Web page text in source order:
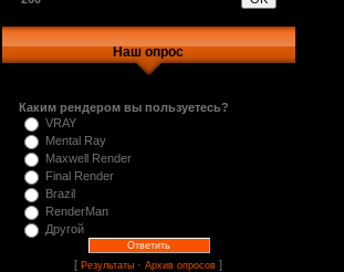
Наш опрос
Каким рендером вы пользуетесь?
VRAY
Mental Ray
Maxwell Render
Final Render
Brazil
RenderMan
Другой
[Результаты ·Архив опросов ]